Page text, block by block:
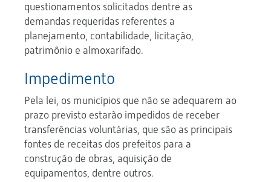
questionamentos solicitados dentre as
demandas requeridas referentes a
planejamento, contabilidade, licitação,
patrimônio e almoxarifado.
Impedimento
Pela lei, os municípios que não se adequarem ao
prazo previsto estarão impedidos de receber
transferências voluntárias, que são as principais
fontes de receitas dos prefeitos para a
construção de obras, aquisição de
equipamentos, dentre outros.